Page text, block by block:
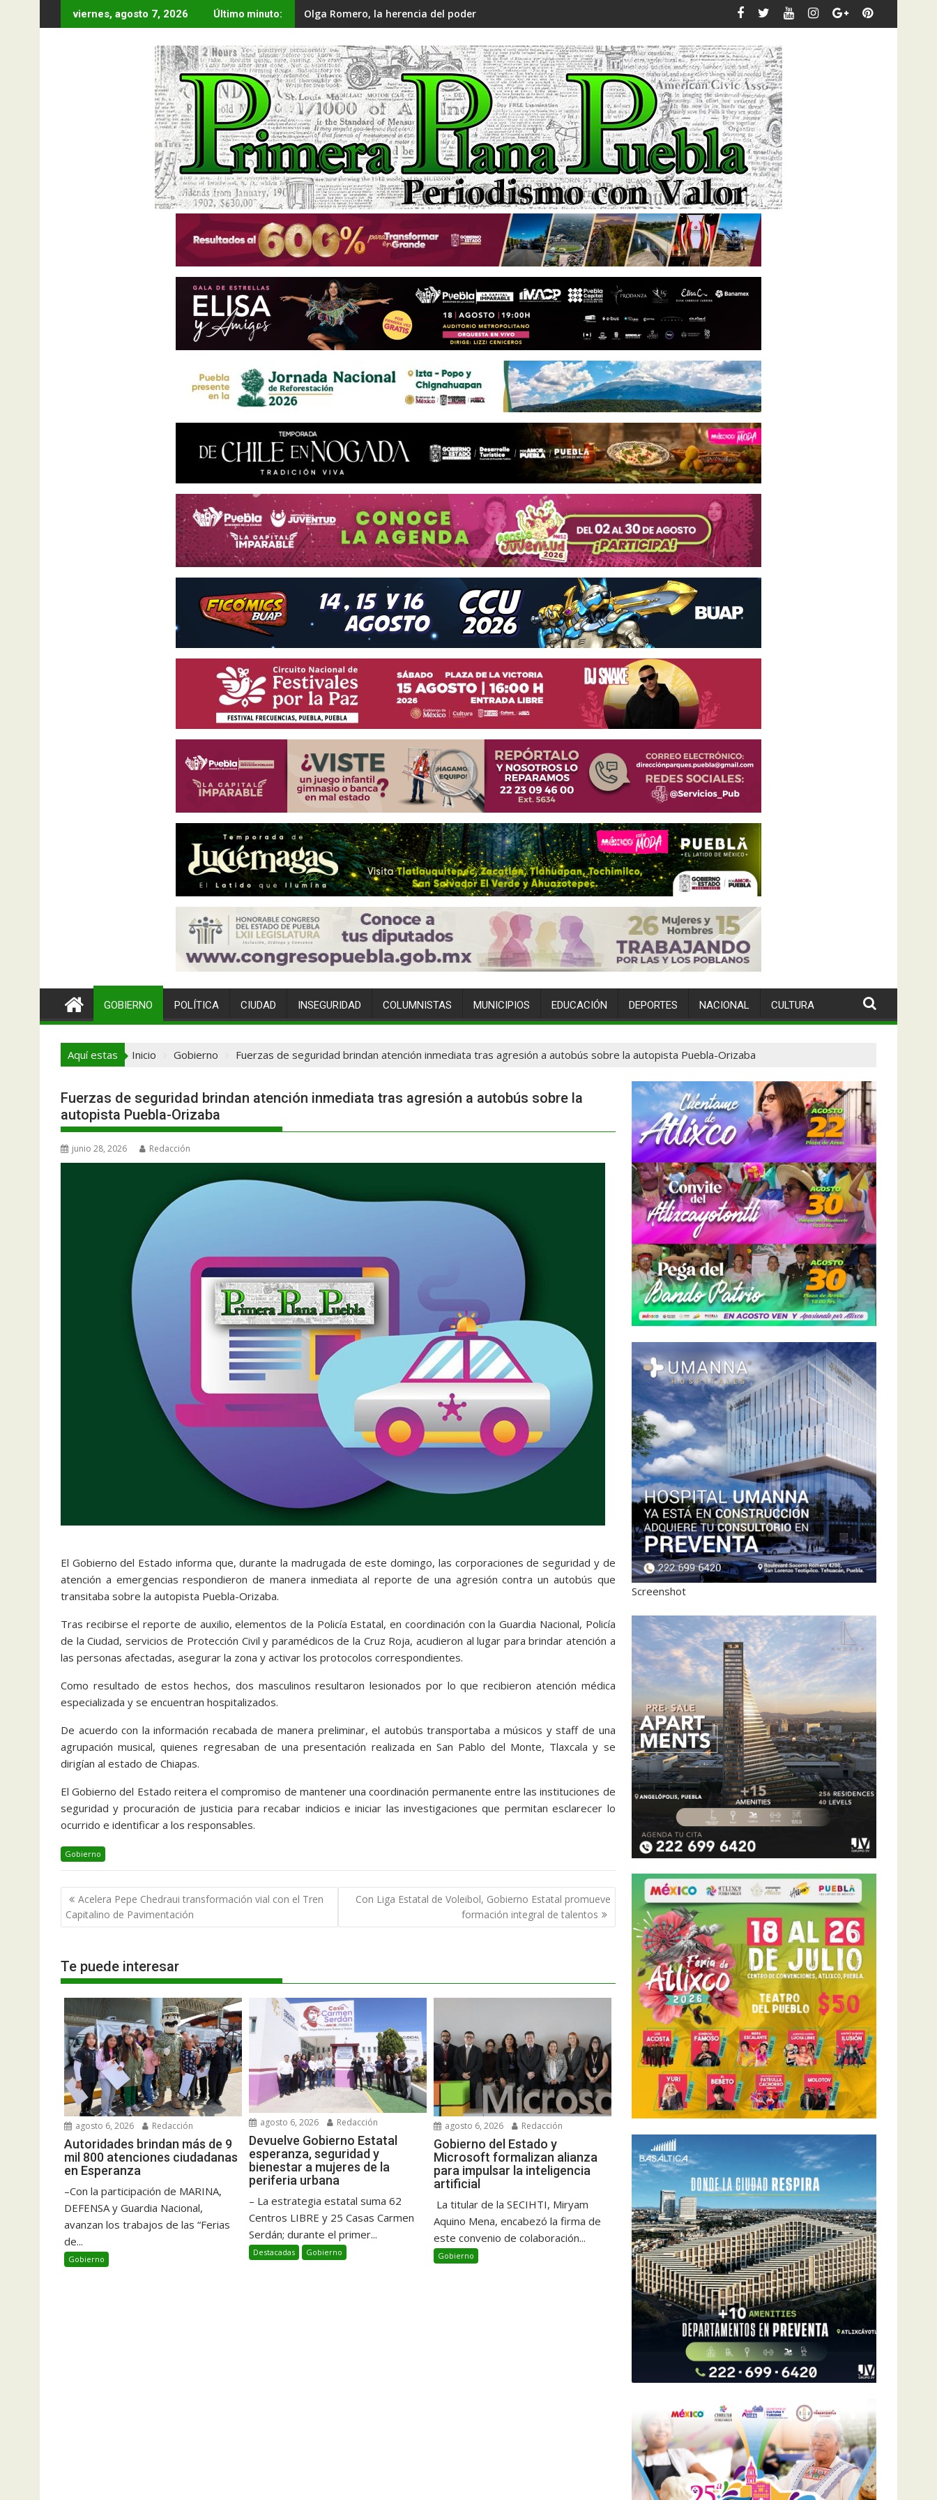
al
viernes, agosto 7, 2026 Último minuto: Olga Romero, la herencia del poder
GOBIERNO POLÍTICA CIUDAD INSEGURIDAD COLUMNISTAS MUNICIPIOS EDUCACIÓN DEPORTES NACIONAL CULTURA
Aquí estas Inicio Gobierno Fuerzas de seguridad brindan atención inmediata tras agresión a autobús sobre la autopista Puebla-Orizaba
Fuerzas de seguridad brindan atención inmediata tras agresión a autobús sobre la
autopista Puebla-Orizaba
junio 28, 2026 Redacción
El Gobierno del Estado informa que, durante la madrugada de este domingo, las corporaciones de seguridad y de
atención a emergencias respondieron de manera inmediata al reporte de una agresión contra un autobús que
transitaba sobre la autopista Puebla-Orizaba.
Tras recibirse el reporte de auxilio, elementos de la Policía Estatal, en coordinación con la Guardia Nacional, Policía
de la Ciudad, servicios de Protección Civil y paramédicos de la Cruz Roja, acudieron al lugar para brindar atención a
las personas afectadas, asegurar la zona y activar los protocolos correspondientes.
Como resultado de estos hechos, dos masculinos resultaron lesionados por lo que recibieron atención médica
especializada y se encuentran hospitalizados.
De acuerdo con la información recabada de manera preliminar, el autobús transportaba a músicos y staff de una
agrupación musical, quienes regresaban de una presentación realizada en San Pablo del Monte, Tlaxcala y se
dirigían al estado de Chiapas.
El Gobierno del Estado reitera el compromiso de mantener una coordinación permanente entre las instituciones de
seguridad y procuración de justicia para recabar indicios e iniciar las investigaciones que permitan esclarecer lo
ocurrido e identificar a los responsables.
Gobierno
Navegación
de
entradas
Acelera Pepe Chedraui transformación vial con el Tren
Capitalino de Pavimentación
Con Liga Estatal de Voleibol, Gobierno Estatal promueve
formación integral de talentos
Te puede interesar
agosto 6, 2026 Redacción
Autoridades brindan más de 9
mil 800 atenciones ciudadanas
en Esperanza
–Con la participación de MARINA,
DEFENSA y Guardia Nacional,
avanzan los trabajos de las “Ferias
de...
Gobierno
agosto 6, 2026 Redacción
Devuelve Gobierno Estatal
esperanza, seguridad y
bienestar a mujeres de la
periferia urbana
– La estrategia estatal suma 62
Centros LIBRE y 25 Casas Carmen
Serdán; durante el primer...
Destacadas Gobierno
agosto 6, 2026 Redacción
Gobierno del Estado y
Microsoft formalizan alianza
para impulsar la inteligencia
artificial
La titular de la SECIHTI, Miryam
Aquino Mena, encabezó la firma de
este convenio de colaboración...
Gobierno
Screenshot